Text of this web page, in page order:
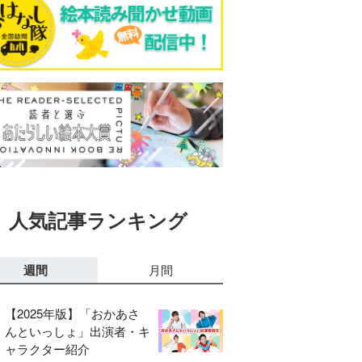
人気記事ランキング
週間 月間
【2025年版】「おかあさ
んといっしょ」出演者・キ
ャラクター紹介